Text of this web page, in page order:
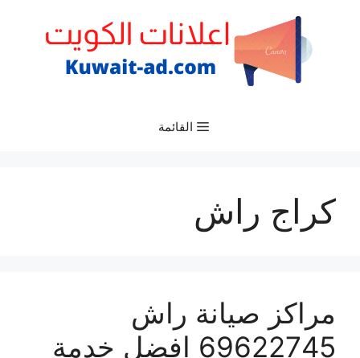
القائمة
كراج راش
مراكز صيانة راش
69622745 افضل خدمة